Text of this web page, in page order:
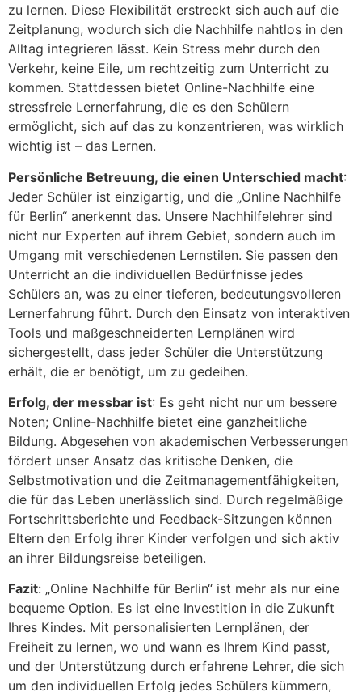
zu lernen. Diese Flexibilität erstreckt sich auch auf die
Zeitplanung, wodurch sich die Nachhilfe nahtlos in den
Alltag integrieren lässt. Kein Stress mehr durch den
Verkehr, keine Eile, um rechtzeitig zum Unterricht zu
kommen. Stattdessen bietet Online-Nachhilfe eine
stressfreie Lernerfahrung, die es den Schülern
ermöglicht, sich auf das zu konzentrieren, was wirklich
wichtig ist – das Lernen.
Persönliche Betreuung, die einen Unterschied macht:
Jeder Schüler ist einzigartig, und die „Online Nachhilfe
für Berlin“ anerkennt das. Unsere Nachhilfelehrer sind
nicht nur Experten auf ihrem Gebiet, sondern auch im
Umgang mit verschiedenen Lernstilen. Sie passen den
Unterricht an die individuellen Bedürfnisse jedes
Schülers an, was zu einer tieferen, bedeutungsvolleren
Lernerfahrung führt. Durch den Einsatz von interaktiven
Tools und maßgeschneiderten Lernplänen wird
sichergestellt, dass jeder Schüler die Unterstützung
erhält, die er benötigt, um zu gedeihen.
Erfolg, der messbar ist: Es geht nicht nur um bessere
Noten; Online-Nachhilfe bietet eine ganzheitliche
Bildung. Abgesehen von akademischen Verbesserungen
fördert unser Ansatz das kritische Denken, die
Selbstmotivation und die Zeitmanagementfähigkeiten,
die für das Leben unerlässlich sind. Durch regelmäßige
Fortschrittsberichte und Feedback-Sitzungen können
Eltern den Erfolg ihrer Kinder verfolgen und sich aktiv
an ihrer Bildungsreise beteiligen.
Fazit: „Online Nachhilfe für Berlin“ ist mehr als nur eine
bequeme Option. Es ist eine Investition in die Zukunft
Ihres Kindes. Mit personalisierten Lernplänen, der
Freiheit zu lernen, wo und wann es Ihrem Kind passt,
und der Unterstützung durch erfahrene Lehrer, die sich
um den individuellen Erfolg jedes Schülers kümmern,